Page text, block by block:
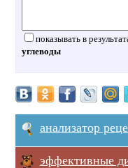
показывать в
углеводы
анализатор
эффективные